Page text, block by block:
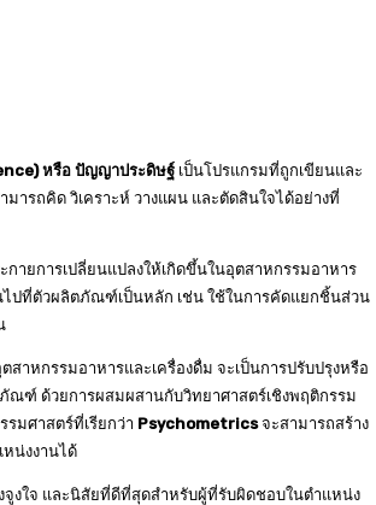
หรือ ปัญญาประดิษฐ์ เป็นโปรแกรมที่ถูกเขียนและ
ารถคิด วิเคราะห์ วางแผน และตัดสินใจได้อย่างที่
กายการเปลี่ยนแปลงให้เกิดขึ้นในอุตสาหกรรมอาหาร
ไปที่ตัวผลิตภัณฑ์เป็นหลัก เช่น ใช้ในการคัดแยกชิ้นส่วน
สาหกรรมอาหารและเครื่องดื่ม จะเป็นการปรับปรุงหรือ
ณฑ์ ด้วยการผสมผสานกับวิทยาศาสตร์เชิงพฤติกรรม
รมศาสตร์ที่เรียกว่า Psychometricsจะสามารถสร้าง
น่งงานได้
จูงใจ และนิสัยที่ดีที่สุดสำหรับผู้ที่รับผิดชอบในตำแหน่ง